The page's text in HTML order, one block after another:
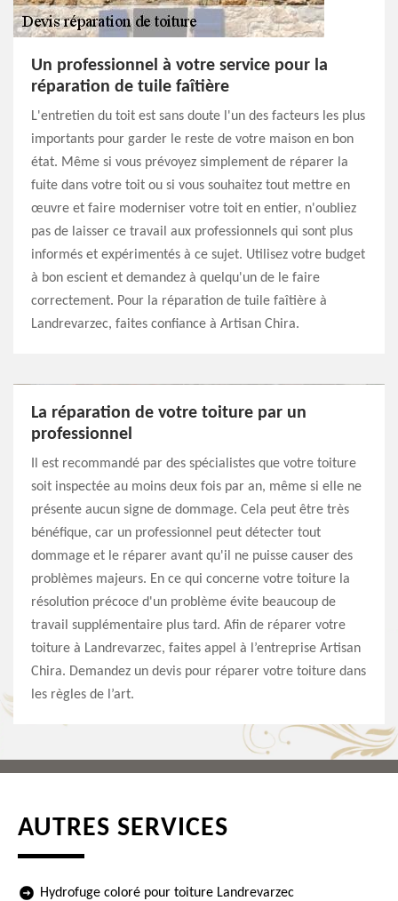
Un professionnel à votre service pour la
réparation de tuile faîtière
L'entretien du toit est sans doute l'un des facteurs les plus
importants pour garder le reste de votre maison en bon
état. Même si vous prévoyez simplement de réparer la
fuite dans votre toit ou si vous souhaitez tout mettre en
œuvre et faire moderniser votre toit en entier, n'oubliez
pas de laisser ce travail aux professionnels qui sont plus
informés et expérimentés à ce sujet. Utilisez votre budget
à bon escient et demandez à quelqu'un de le faire
correctement. Pour la réparation de tuile faîtière à
Landrevarzec, faites confiance à Artisan Chira.
La réparation de votre toiture par un
professionnel
Il est recommandé par des spécialistes que votre toiture
soit inspectée au moins deux fois par an, même si elle ne
présente aucun signe de dommage. Cela peut être très
bénéfique, car un professionnel peut détecter tout
dommage et le réparer avant qu'il ne puisse causer des
problèmes majeurs. En ce qui concerne votre toiture la
résolution précoce d'un problème évite beaucoup de
travail supplémentaire plus tard. Afin de réparer votre
toiture à Landrevarzec, faites appel à l’entreprise Artisan
Chira. Demandez un devis pour réparer votre toiture dans
les règles de l’art.
AUTRES SERVICES
Hydrofuge coloré pour toiture Landrevarzec